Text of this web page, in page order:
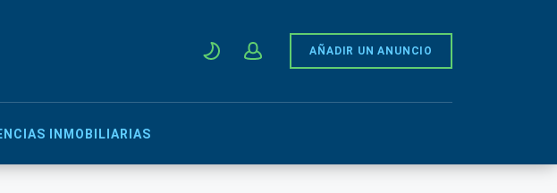
AÑADIR UN ANUNCIO
INMOBILIARIAS